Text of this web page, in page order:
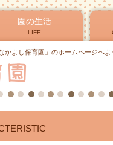
かよし保育園」のホームページへよ
園の生活
LIFE